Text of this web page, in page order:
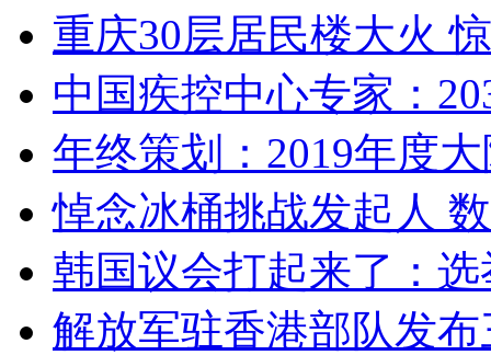
重庆30层居民楼大火
中国疾控中心专家：
年终策划：2019年度
悼念冰桶挑战发起人
韩国议会打起来了：
解放军驻香港部队发